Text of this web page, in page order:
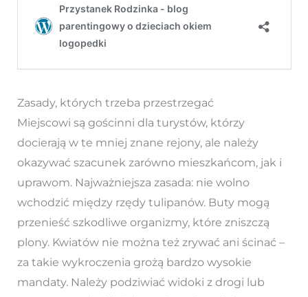
Zasady, których trzeba przestrzegać
Miejscowi są gościnni dla turystów, którzy
docierają w te mniej znane rejony, ale należy
okazywać szacunek zarówno mieszkańcom, jak i
uprawom. Najważniejsza zasada: nie wolno
wchodzić między rzędy tulipanów. Buty mogą
przenieść szkodliwe organizmy, które zniszczą
plony. Kwiatów nie można też zrywać ani ścinać –
za takie wykroczenia grożą bardzo wysokie
mandaty. Należy podziwiać widoki z drogi lub